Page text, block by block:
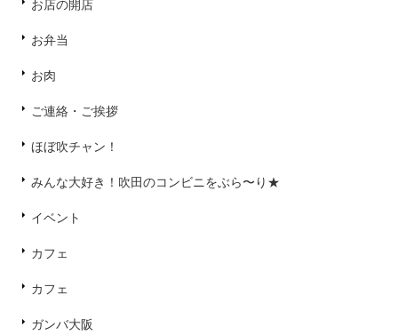
お店の開店
お弁当
お肉
ご連絡・ご挨拶
ほぼ吹チャン！
みんな大好き！吹田のコンビニをぶら〜り★
イベント
カフェ
カフェ
ガンバ大阪